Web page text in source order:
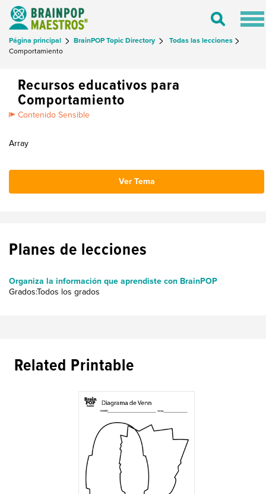
Toggle
Página principal BrainPOP Topic Directory
Todas las lecciones
Comportamiento
Recursos educativos para
Comportamiento
Contenido Sensible
Array
Ver Tema
Planes de lecciones
Organiza la información que aprendiste con BrainPOP
Grados:Todos los grados
Related Printable